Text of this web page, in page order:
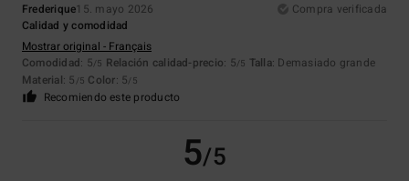
Frederique15. mayo 2026
Compra verificada
Calidad y comodidad
Mostrar original - Français
Comodidad: 5/5 Relación calidad-precio: 5/5 Talla: Demasiado grande
Material: 5 /5 Color: 5/5
Recomiendo este producto
5/5